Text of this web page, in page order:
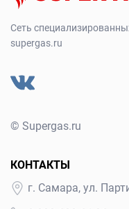
Сеть
supergas.ru
© Supergas.ru
КОНТАКТЫ
г. Самара, ул.